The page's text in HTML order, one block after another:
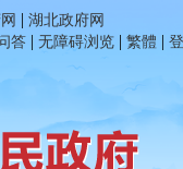
| 湖北政府网
答 | 无障碍浏览 | 繁體 |